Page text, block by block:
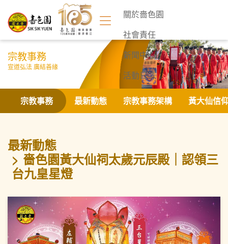
關於嗇色園
社會責任
新聞中心
活動日誌
聯絡我們
宗教事務
宣道弘法 廣結善緣
宗教事務 最新動態 宗教事務架構 黃大仙信
最新動態
嗇色園黃大仙祠太歲元辰殿｜認領三
台九皇星燈